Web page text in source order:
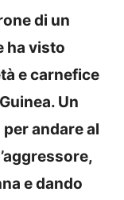
di un
ha visto
e carnefice
Un
andare al
e dando